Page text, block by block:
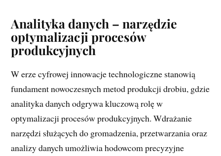
Analityka danych – narzędzie
optymalizacji procesów
produkcyjnych
W erze cyfrowej innowacje technologiczne stanowią
fundament nowoczesnych metod produkcji drobiu, gdzie
analityka danych odgrywa kluczową rolę w
optymalizacji procesów produkcyjnych. Wdrażanie
narzędzi służących do gromadzenia, przetwarzania oraz
analizy danych umożliwia hodowcom precyzyjne